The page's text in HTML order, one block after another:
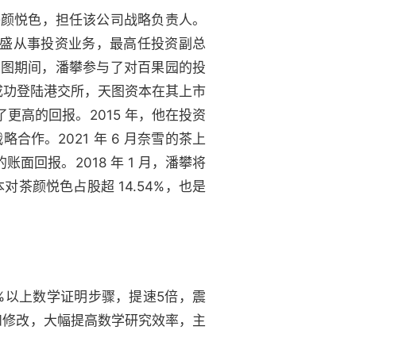
色，担任该公司战略负责人。
从事投资业务，最高任投资副总
期间，潘攀参与了对百果园的投
登陆港交所，天图资本在其上市
更高的回报。2015 年，他在投资
合作。2021 年 6 月奈雪的茶上
账面回报。2018 年 1 月，潘攀将
茶颜悦色占股超 14.54%，也是
上数学证明步骤，提速5倍，震
改，大幅提高数学研究效率，主